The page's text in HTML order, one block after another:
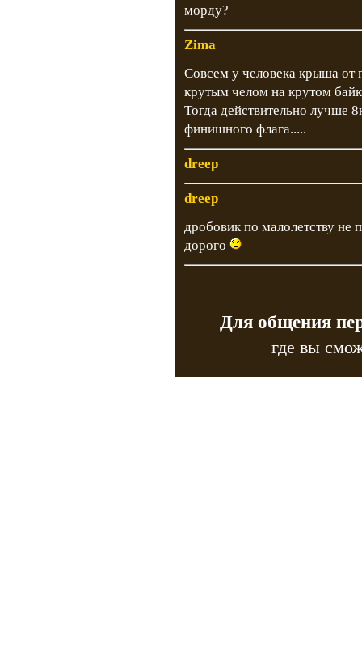
морду?
Zima
Совсем у человека крыша от
крутым челом на крутом
Тогда действительно лучше
финишного флага.....
dreep
dreep
дробовик по малолетству не
дорого
Для общения
где вы